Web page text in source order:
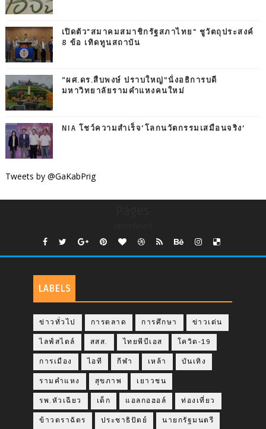
เปิดตัว"สมาคมสมาชิกรัฐสภาไทย" ชูวัตถุประสงค์
8 ข้อ เทิดทูนสถาบัน
“ผศ.ดร.สืบพงษ์ ปราบใหญ่”นั่งอธิการบดี
มหาวิทยาลัยรามคำแหงคนใหม่
NIA โชว์ความสำเร็จ‘โลกนวัตกรรมเสมือนจริง’
Tweets by @GaKabPrig
LABELS
ข่าวทั่วไป การตลาด การศึกษา ข่าวเด่น
ไลฟ์สไตล์ สสส. ไทยพีบีเอส โควิด-19
การเมือง ไอที กีฬา เหล้า บันเทิง
รามคำแหง สุขภาพ เยาวชน
รพ.หัวเฉียว เด็ก แอลกอฮอล์ ท่องเที่ยว
ข้าวตราฉัตร ประชาธิปัตย์ นายกรัฐมนตรี